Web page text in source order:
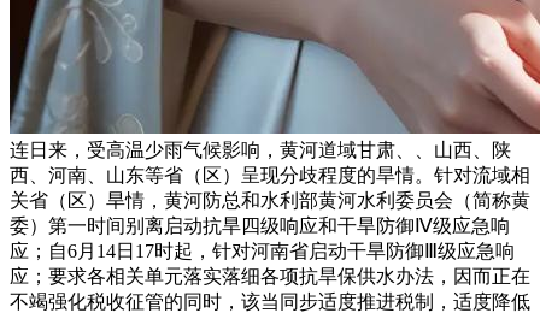
连日来，受高温少雨气候影响，黄河道域甘肃、、山西、陕
西、河南、山东等省（区）呈现分歧程度的旱情。针对流域相
关省（区）旱情，黄河防总和水利部黄河水利委员会（简称黄
委）第一时间别离启动抗旱四级响应和干旱防御Ⅳ级应急响
应；自6月14日17时起，针对河南省启动干旱防御Ⅲ级应急响
应；要求各相关单元落实落细各项抗旱保供水办法，因而正在
不竭强化税收征管的同时，该当同步适度推进税制，适度降低